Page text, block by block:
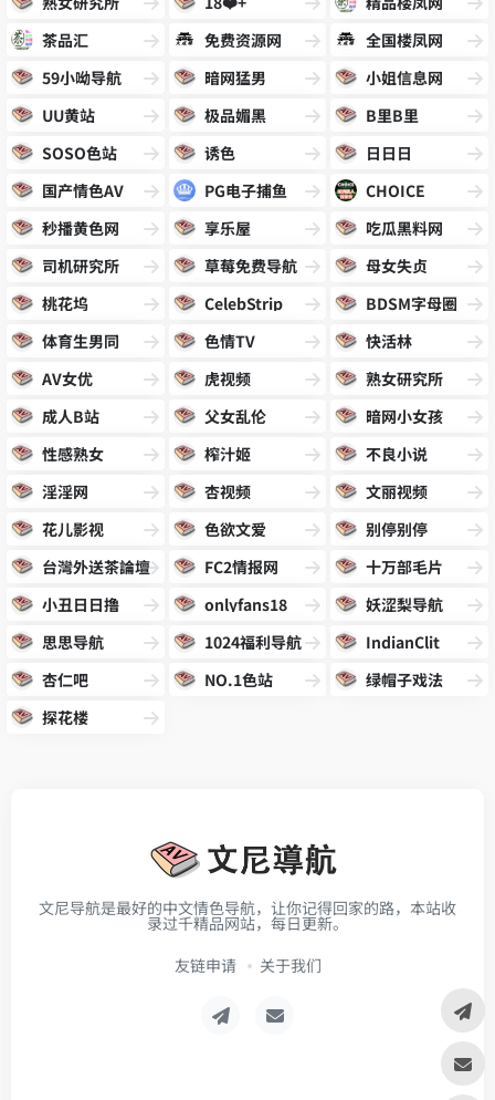
茶品汇
免费资源网
全国楼凤网
59小呦导航
暗网猛男
小姐信息网
UU黄站
极品媚黑
B里B里
SOSO色站
诱色
日日日
国产情色AV
PG电子捕鱼
CHOICE
秒播黄色网
享乐屋
吃瓜黑料网
司机研究所
草莓免费导航
母女失贞
桃花坞
CelebStrip
BDSM字母圈
体育生男同
色情TV
快活林
AV女优
虎视频
熟女研究所
成人B站
父女乱伦
暗网小女孩
性感熟女
榨汁姬
不良小说
淫淫网
杏视频
文丽视频
花儿影视
色欲文爱
别停别停
台灣外送茶論壇
FC2情报网
十万部毛片
小丑日日撸
onlyfans18
妖涩梨导航
思思导航
1024福利导航
IndianClit
杏仁吧
NO.1色站
绿帽子戏法
探花楼
文尼导航是最好的中文情色导航，让你记得回家的路，本站收
录过千精品网站，每日更新。
友链申请
关于我们